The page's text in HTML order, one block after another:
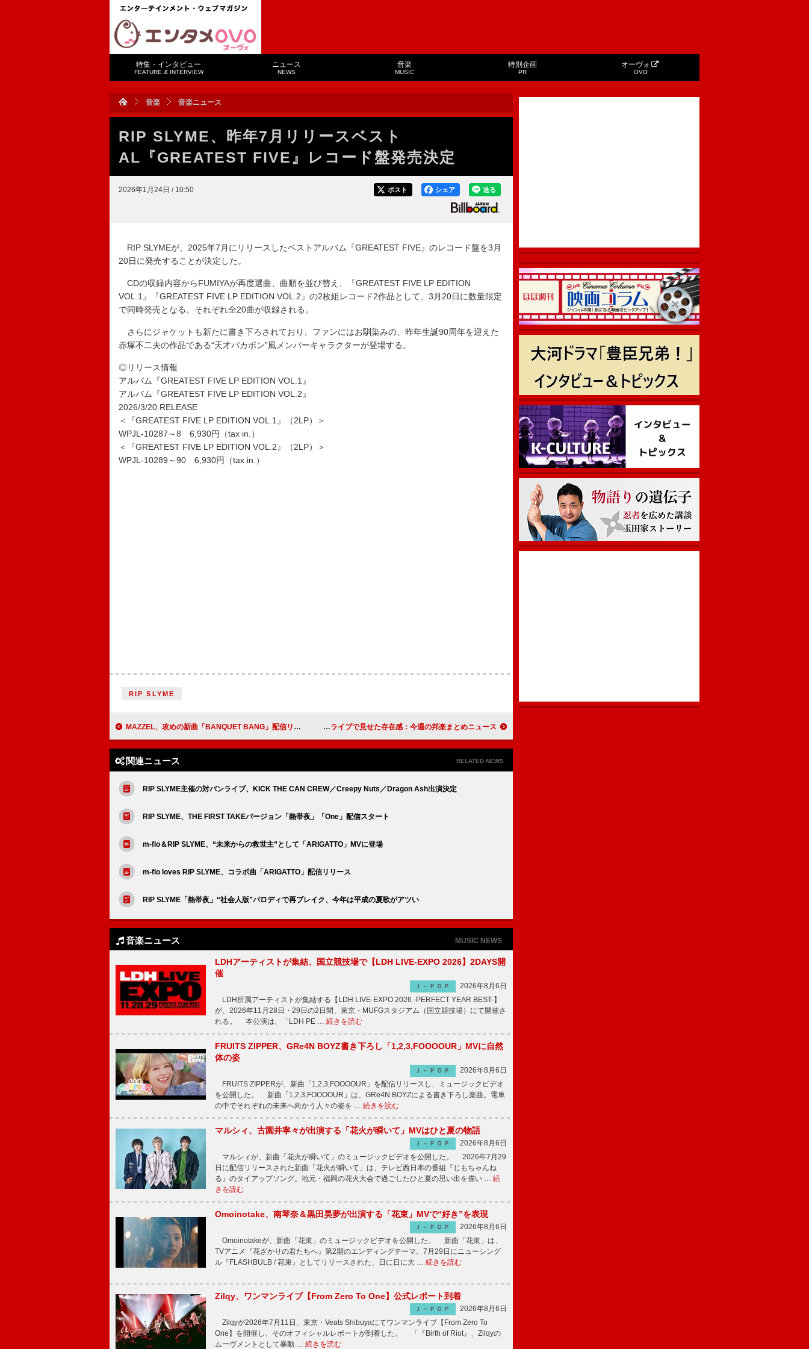
特集・インタビュー
FEATURE & INTERVIEW
ニュース
NEWS
音楽
MUSIC
特別企画
PR
オーヴォ
OVO
音楽 音楽ニュース
RIP SLYME、昨年7月リリースベスト
AL『GREATEST FIVE』レコード盤発売決定
2026年1月24日 / 10:50 送る
シェア
ポスト
RIP SLYMEが、2025年7月にリリースしたベストアルバム『GREATEST FIVE』のレコード盤を3月
20日に発売することが決定した。
CDの収録内容からFUMIYAが再度選曲、曲順を並び替え、『GREATEST FIVE LP EDITION
VOL.1』『GREATEST FIVE LP EDITION VOL.2』の2枚組レコード2作品として、3月20日に数量限定
で同時発売となる。それぞれ全20曲が収録される。
さらにジャケットも新たに書き下ろされており、ファンにはお馴染みの、昨年生誕90周年を迎えた
赤塚不二夫の作品である“天才バカボン”風メンバーキャラクターが登場する。
◎リリース情報
アルバム『GREATEST FIVE LP EDITION VOL.1』
アルバム『GREATEST FIVE LP EDITION VOL.2』
2026/3/20 RELEASE
＜『GREATEST FIVE LP EDITION VOL.1』（2LP）＞
WPJL-10287～8 6,930円（tax in.）
＜『GREATEST FIVE LP EDITION VOL.2』（2LP）＞
WPJL-10289～90 6,930円（tax in.）
RIP SLYME
MAZZEL、攻めの新曲「BANQUET BANG」配信リリース Mrs. GREEN APPLE「lulu.」初登場1位、『呪術廻戦』「死滅回游 前編」楽曲担当のKing Gnuとjo0jiがチャートとライブで見せた存在感：今週の邦楽まとめニュース
関連ニュース RELATED NEWS
RIP SLYME主催の対バンライブ、KICK THE CAN CREW／Creepy Nuts／Dragon Ash出演決定
RIP SLYME、THE FIRST TAKEバージョン「熱帯夜」「One」配信スタート
m-flo＆RIP SLYME、“未来からの救世主”として「ARIGATTO」MVに登場
m-flo loves RIP SLYME、コラボ曲「ARIGATTO」配信リリース
RIP SLYME「熱帯夜」“社会人版”パロディで再ブレイク、今年は平成の夏歌がアツい
音楽ニュース MUSIC NEWS
LDHアーティストが集結、国立競技場で【LDH LIVE-EXPO 2026】2DAYS開
催
Ｊ－ＰＯＰ
2026年8月6日
LDH所属アーティストが集結する【LDH LIVE-EXPO 2026 -PERFECT YEAR BEST-】
が、2026年11月28日・29日の2日間、東京・MUFGスタジアム（国立競技場）にて開催さ
れる。 本公演は、「LDH PE … 続きを読む
FRUITS ZIPPER、GRe4N BOYZ書き下ろし「1,2,3,FOOOOUR」MVに自然
体の姿
Ｊ－ＰＯＰ
2026年8月6日
FRUITS ZIPPERが、新曲「1,2,3,FOOOOUR」を配信リリースし、ミュージックビデオ
を公開した。 新曲「1,2,3,FOOOOUR」は、GRe4N BOYZによる書き下ろし楽曲。電車
の中でそれぞれの未来へ向かう人々の姿を … 続きを読む
マルシィ、古園井寧々が出演する「花火が瞬いて」MVはひと夏の物語
Ｊ－ＰＯＰ
2026年8月6日
マルシィが、新曲「花火が瞬いて」のミュージックビデオを公開した。 2026年7月29
日に配信リリースされた新曲「花火が瞬いて」は、テレビ西日本の番組『じもちゃんね
る』のタイアップソング。地元・福岡の花火大会で過ごしたひと夏の思い出を描い … 続
きを読む
Omoinotake、南琴奈＆黒田昊夢が出演する「花束」MVで“好き”を表現
Ｊ－ＰＯＰ
2026年8月6日
Omoinotakeが、新曲「花束」のミュージックビデオを公開した。 新曲「花束」は、
TVアニメ『花ざかりの君たちへ』第2期のエンディングテーマ。7月29日にニューシング
ル『FLASHBULB / 花束』としてリリースされた、日に日に大 … 続きを読む
Zilqy、ワンマンライブ【From Zero To One】公式レポート到着
Ｊ－ＰＯＰ
2026年8月6日
Zilqyが2026年7月11日、東京・Veats Shibuyaにてワンマンライブ【From Zero To
One】を開催し、そのオフィシャルレポートが到着した。 「『Birth of Riot』、Zilqyの
ムーヴメントとして暴動 … 続きを読む